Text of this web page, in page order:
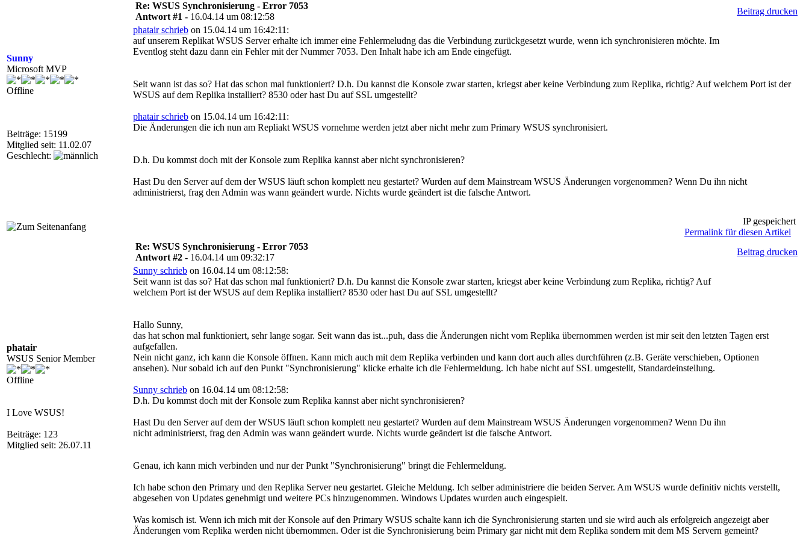
Sunny
Microsoft MVP
Offline
Beiträge: 15199
Mitglied seit: 11.02.07
Geschlecht:
Re: WSUS Synchronisierung - Error 7053
Antwort #1 - 16.04.14 um 08:12:58
Beitrag drucken
phatair schrieb on 15.04.14 um 16:42:11:
auf unserem Replikat WSUS Server erhalte ich immer eine Fehlermeludng das die Verbindung zurückgesetzt wurde, wenn ich synchronisieren möchte. Im
Eventlog steht dazu dann ein Fehler mit der Nummer 7053. Den Inhalt habe ich am Ende eingefügt.
Seit wann ist das so? Hat das schon mal funktioniert? D.h. Du kannst die Konsole zwar starten, kriegst aber keine Verbindung zum Replika, richtig? Auf welchem Port ist der
WSUS auf dem Replika installiert? 8530 oder hast Du auf SSL umgestellt?
phatair schrieb on 15.04.14 um 16:42:11:
Die Änderungen die ich nun am Repliakt WSUS vornehme werden jetzt aber nicht mehr zum Primary WSUS synchronisiert.
D.h. Du kommst doch mit der Konsole zum Replika kannst aber nicht synchronisieren?
Hast Du den Server auf dem der WSUS läuft schon komplett neu gestartet? Wurden auf dem Mainstream WSUS Änderungen vorgenommen? Wenn Du ihn nicht
administrierst, frag den Admin was wann geändert wurde. Nichts wurde geändert ist die falsche Antwort.
IP gespeichert
Permalink für diesen Artikel
phatair
WSUS Senior Member
Offline
I Love WSUS!
Beiträge: 123
Mitglied seit: 26.07.11
Re: WSUS Synchronisierung - Error 7053
Antwort #2 - 16.04.14 um 09:32:17
Beitrag drucken
Sunny schrieb on 16.04.14 um 08:12:58:
Seit wann ist das so? Hat das schon mal funktioniert? D.h. Du kannst die Konsole zwar starten, kriegst aber keine Verbindung zum Replika, richtig? Auf
welchem Port ist der WSUS auf dem Replika installiert? 8530 oder hast Du auf SSL umgestellt?
Hallo Sunny,
das hat schon mal funktioniert, sehr lange sogar. Seit wann das ist...puh, dass die Änderungen nicht vom Replika übernommen werden ist mir seit den letzten Tagen erst
aufgefallen.
Nein nicht ganz, ich kann die Konsole öffnen. Kann mich auch mit dem Replika verbinden und kann dort auch alles durchführen (z.B. Geräte verschieben, Optionen
ansehen). Nur sobald ich auf den Punkt "Synchronisierung" klicke erhalte ich die Fehlermeldung. Ich habe nicht auf SSL umgestellt, Standardeinstellung.
Sunny schrieb on 16.04.14 um 08:12:58:
D.h. Du kommst doch mit der Konsole zum Replika kannst aber nicht synchronisieren?
Hast Du den Server auf dem der WSUS läuft schon komplett neu gestartet? Wurden auf dem Mainstream WSUS Änderungen vorgenommen? Wenn Du ihn
nicht administrierst, frag den Admin was wann geändert wurde. Nichts wurde geändert ist die falsche Antwort.
Genau, ich kann mich verbinden und nur der Punkt "Synchronisierung" bringt die Fehlermeldung.
Ich habe schon den Primary und den Replika Server neu gestartet. Gleiche Meldung. Ich selber administriere die beiden Server. Am WSUS wurde definitiv nichts verstellt,
abgesehen von Updates genehmigt und weitere PCs hinzugenommen. Windows Updates wurden auch eingespielt.
Was komisch ist. Wenn ich mich mit der Konsole auf den Primary WSUS schalte kann ich die Synchronisierung starten und sie wird auch als erfolgreich angezeigt aber
Änderungen vom Replika werden nicht übernommen. Oder ist die Synchronisierung beim Primary gar nicht mit dem Replika sondern mit dem MS Servern gemeint?